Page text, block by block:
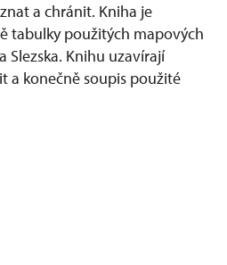
a chránit. Kniha je
tabulky použitých mapových
Slezska. Knihu uzavírají
a konečně soupis použité